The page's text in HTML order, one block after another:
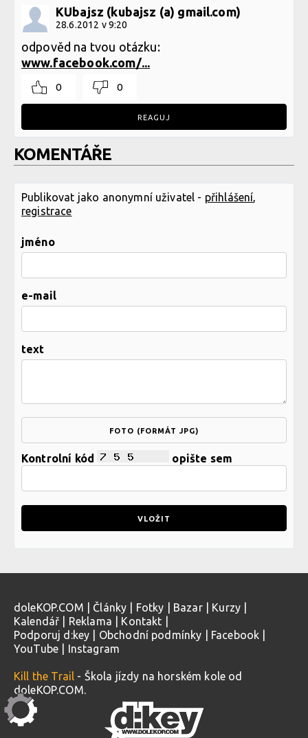
KUbajsz (kubajsz (a) gmail.com)
28.6.2012 v 9:20
odpověd na tvou otázku:
www.facebook.com/...
0 0
REAGUJ
KOMENTÁŘE
Publikovat jako anonymní uživatel - přihlášení
registrace
jméno
e-mail
text
FOTO (FORMÁT JPG)
Kontrolní kód opište sem
doleKOP.COM Články Fotky Bazar| Kurzy
Kalendář
Reklama Kontakt
Podporuj d:key
Obchodní podmínky Facebook
YouTube
Instagram
Kill the Trail - Škola jízdy na horském kole od
doleKOP.COM.